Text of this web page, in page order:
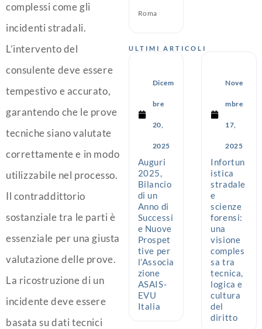
complessi come gli
incidenti stradali.
L’intervento del
consulente deve essere
tempestivo e accurato,
garantendo che le prove
tecniche siano valutate
correttamente e in modo
utilizzabile nel processo.
Il contraddittorio
sostanziale tra le parti è
essenziale per una giusta
valutazione delle prove.
La ricostruzione di un
incidente deve essere
basata su dati tecnici
Roma
ULTIMI ARTICOLI
Dicem
bre
20,
2025
Auguri
2025,
Bilancio
di un
Anno di
Successi
e Nuove
Prospet
tive per
l’Associa
zione
ASAIS-
EVU
Italia
Nove
mbre
17,
2025
Infortun
istica
stradale
e
scienze
forensi:
una
visione
comples
sa tra
tecnica,
logica e
cultura
del
diritto